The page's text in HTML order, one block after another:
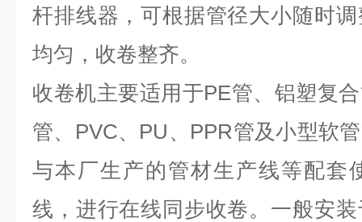
杆排线器，可根据管径大小随时
均匀，收卷整齐。
收卷机主要适用于PE管、铝塑复
管、PVC、PU、PPR管及小型软
与本厂生产的管材生产线等配套
线，进行在线同步收卷。一般安